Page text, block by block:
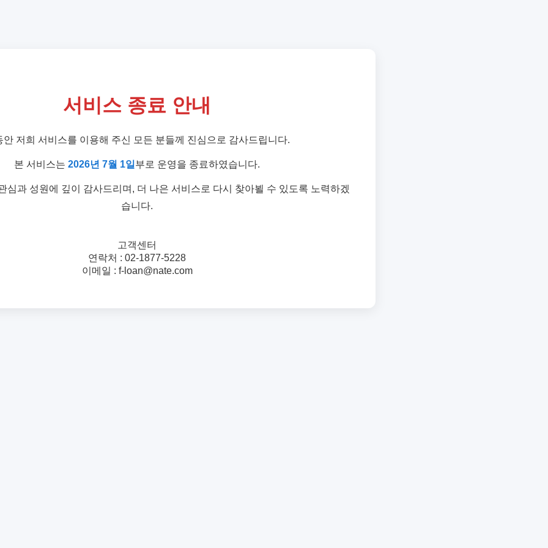
서비스 종료 안내
안 저희 서비스를 이용해 주신 모든 분들께 진심으로 감사드립니다.
본 서비스는 2026년 7월 1일부로 운영을 종료하였습니다.
심과 성원에 깊이 감사드리며, 더 나은 서비스로 다시 찾아뵐 수 있도록 노력하겠
습니다.
고객센터
연락처 : 02-1877-5228
이메일 : f-loan@nate.com